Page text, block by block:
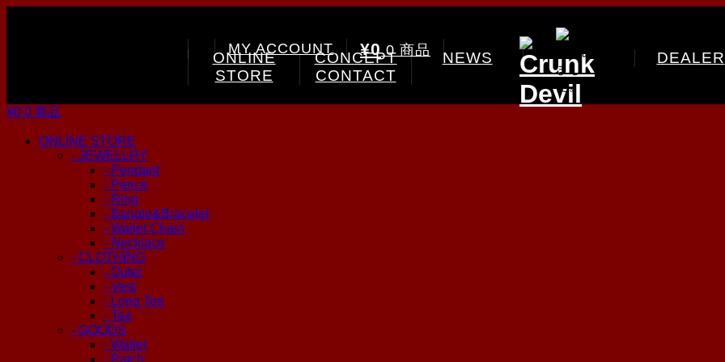
ONLINE
STORE
CONCEPT NEWS
DEALER
CONTACT
MY ACCOUNT ¥0 0 商品
¥0 0 商品
ONLINE STORE
- JEWELLRY
- Pendant
- Pierce
- Ring
- Bangle&Bracelet
- Wallet Chain
- Necklace
- CLOTHING
- Outer
- Vest
- Long Tee
- Tee
- GOODS
- Wallet
- Patch